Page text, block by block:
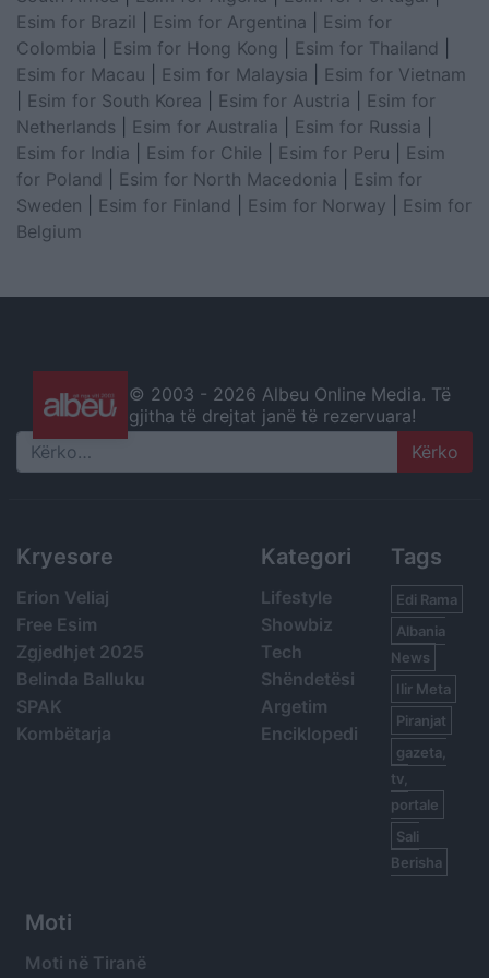
Esim for Brazil
Esim for Argentina
Esim for
Colombia
Esim for Hong Kong Esim for Thailand
Esim for Macau
Esim for Malaysia
Esim for Vietnam
Esim for South Korea Esim for Austria
Esim for
Netherlands
Esim for Australia Esim for Russia
Esim for India
Esim for Chile Esim for Peru
Esim
for Poland
Esim for North Macedonia
Esim for
Sweden
Esim for Finland Esim for Norway
Esim for
Belgium
© 2003 - 2026 Albeu Online Media. Të
gjitha të drejtat janë të rezervuara!
Search
Kryesore
Erion Veliaj
Free Esim
Zgjedhjet 2025
Belinda Balluku
SPAK
Kombëtarja
Kategori
Lifestyle
Showbiz
Tech
Shëndetësi
Argetim
Enciklopedi
Tags
Edi Rama
Albania
News
Ilir Meta
Piranjat
gazeta,
tv,
portale
Sali
Berisha
Moti
Moti në Tiranë